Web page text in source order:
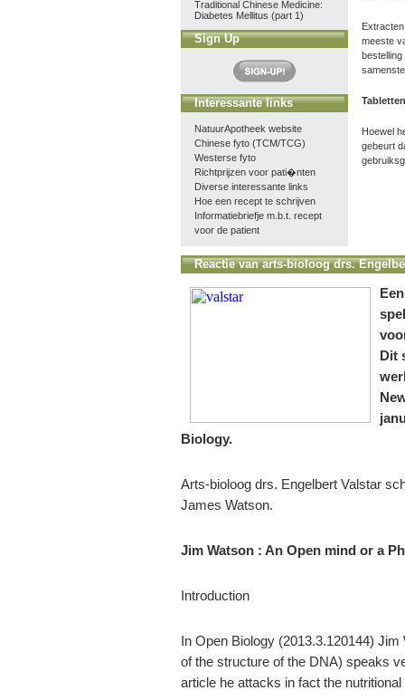
Traditional Chinese Medicine:
Diabetes Mellitus (part 1)
Sign Up
Interessante links
NatuurApotheek website
Chinese fyto (TCM/TCG)
Westerse fyto
Richtprijzen voor pati�nten
Diverse interessante links
Hoe een recept te schrijven
Informatiebriefje m.b.t. recept
voor de patient
meeste
Hoewel
gebeurt
Reactie van arts-bioloog drs.
Dit
Biology.
Arts-bioloog drs. Engelbert Valstar
James Watson.
Jim Watson : An Open mind or a
Introduction
In Open Biology (2013.3.120144)
of the structure of the DNA) speaks
article he attacks in fact the